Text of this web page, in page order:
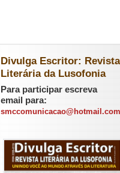
Divulga Escritor: Revista
Literária da Lusofonia
Para participar escreva
email para:
smccomunicacao@hotmail.com